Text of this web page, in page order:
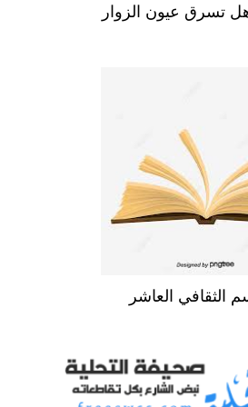
تسرق عيون الزوار
الثقافي العاشر